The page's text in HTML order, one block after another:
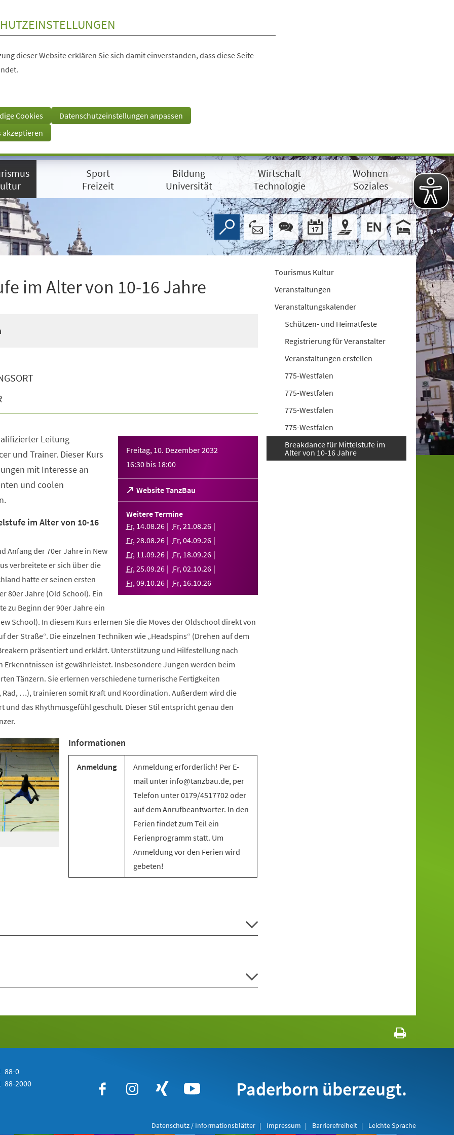
dieser Website erklären Sie sich damit einverstanden, dass diese Seite
Cookies
Datenschutzeinstellungen anpassen
akzeptieren
Sport
Freizeit
Bildung
Universität
Wirtschaft
Technologie
Wohnen
Soziales
im Alter von 10-16 Jahre
Freitag, 10. Dezember 2032
16:30 bis 18:00
Website TanzBau
(Öffnet
in
einem
Tab)
Weitere Termine
Fr, 14.08.26 Fr,21.08.26
Fr,28.08.26 Fr,04.09.26
Fr, 11.09.26 Fr, 18.09.26
Fr,25.09.26 Fr,02.10.26
Fr,09.10.26 Fr, 16.10.26
Leitung
und Trainer. Dieser Kurs
mit Interesse an
und coolen
im Alter von 10-16
Anfang der 70er Jahre in New
verbreitete er sich über die
hatte er seinen ersten
80er Jahre (Old School). Ein
zu Beginn der 90er Jahre ein
School). In diesem Kurs erlernen Sie die Moves der Oldschool direkt von
der Straße“. Die einzelnen Techniken wie „Headspins“ (Drehen auf dem
präsentiert und erklärt. Unterstützung und Hilfestellung nach
ist gewährleistet. Insbesondere Jungen werden beim
Tänzern. Sie erlernen verschiedene turnerische Fertigkeiten
Rad, …), trainieren somit Kraft und Koordination. Außerdem wird die
und das Rhythmusgefühl geschult. Dieser Stil entspricht genau den
Informationen
Anmeldung
Anmeldung erforderlich! Per E-
mail unter info@tanzbau.de, per
Telefon unter 0179/4517702 oder
auf dem Anrufbeantworter. In den
Ferien findet zum Teil ein
Ferienprogramm statt. Um
Anmeldung vor den Ferien wird
gebeten!
Tourismus Kultur
Veranstaltungen
Veranstaltungskalender
Schützen- und Heimatfeste
Registrierung für Veranstalter
Veranstaltungen erstellen
775-Westfalen
775-Westfalen
775-Westfalen
775-Westfalen
Breakdance für Mittelstufe im
Alter von 10-16 Jahre
88-0
88-2000 Paderborn überzeugt.
Datenschutz / Informationsblätter Impressum Barrierefreiheit Leichte Sprache